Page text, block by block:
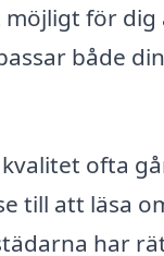
för
både
ofta
till att läsa
har